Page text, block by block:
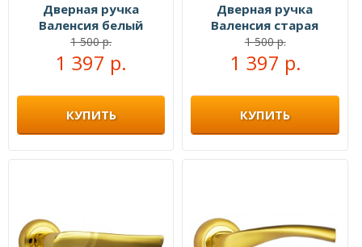
Дверная ручка
Валенсия белый
никель/хром
1 500 р.
1 397 р.
КУПИТЬ
Дверная ручка
Валенсия старая
бронза
1 500 р.
1 397 р.
КУПИТЬ